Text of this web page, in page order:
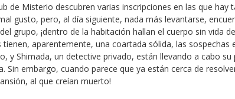
de Misterio descubren varias inscripciones en las que hay
gusto, pero, al día siguiente, nada más levantarse,
grupo, ¡dentro de la habitación hallan el cuerpo sin vida
aparentemente, una coartada sólida, las
Shimada, un detective privado, están llevando a cabo
embargo, cuando parece que ya están cerca de
al que creían muerto!